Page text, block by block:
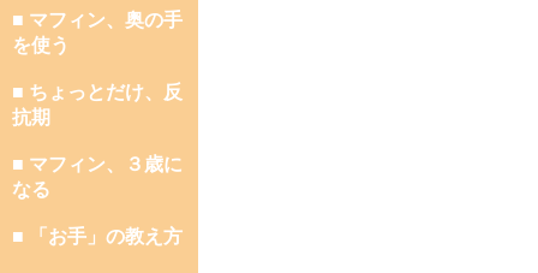
■ マフィン、奥の手
を使う
■ ちょっとだけ、反
抗期
■ マフィン、３歳に
なる
■ 「お手」の教え方